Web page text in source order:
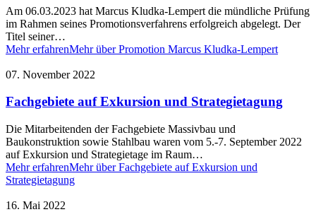
Am 06.03.2023 hat Marcus Kludka-Lempert die mündliche Prüfung
im Rahmen seines Promotionsverfahrens erfolgreich abgelegt. Der
Titel seiner…
Mehr erfahrenMehr über Promotion Marcus Kludka-Lempert
07. November 2022
Fachgebiete auf Exkursion und Strategietagung
Die Mitarbeitenden der Fachgebiete Massivbau und
Baukonstruktion sowie Stahlbau waren vom 5.-7. September 2022
auf Exkursion und Strategietage im Raum…
Mehr erfahrenMehr über Fachgebiete auf Exkursion und
Strategietagung
16. Mai 2022